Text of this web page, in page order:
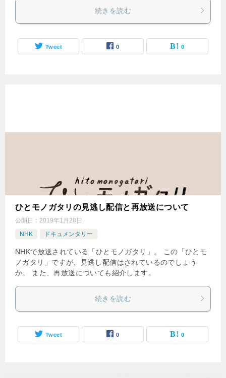
続きを読む
Tweet 0 0
ひとモノガタリの見逃し配信と再放送について
公開日： 2019年1月28日
NHK
ドキュメンタリー
NHKで放送されている「ひとモノガタリ」。 この「ひとモ
ノガタリ」ですが、見逃し配信はされているのでしょう
か。 また、再放送についても紹介します。
続きを読む
Tweet 0 0